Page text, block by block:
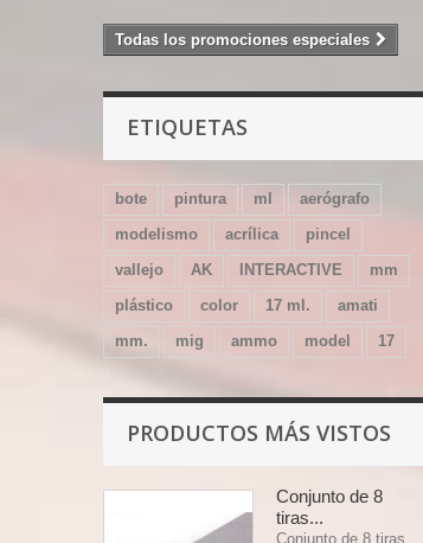
Todas los promociones especiales
ETIQUETAS
bote pintura ml
aerógrafo
modelismo
acrílica
pincel
vallejo
AK INTERACTIVE
mm
plástico
color 17 ml.
amati
mm.
mig ammo model 17
PRODUCTOS MÁS VISTOS
Conjunto de 8
tiras...
Conjunto de 8 tiras